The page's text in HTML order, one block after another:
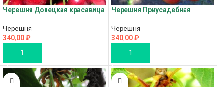
Черешня Донецкая красавица
Черешня
340,00₽
В КОРЗИНУ
Черешня Приусадебная
Черешня
340,00₽
В КОРЗИНУ